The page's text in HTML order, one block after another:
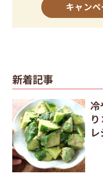
キャン
新着記事
冷